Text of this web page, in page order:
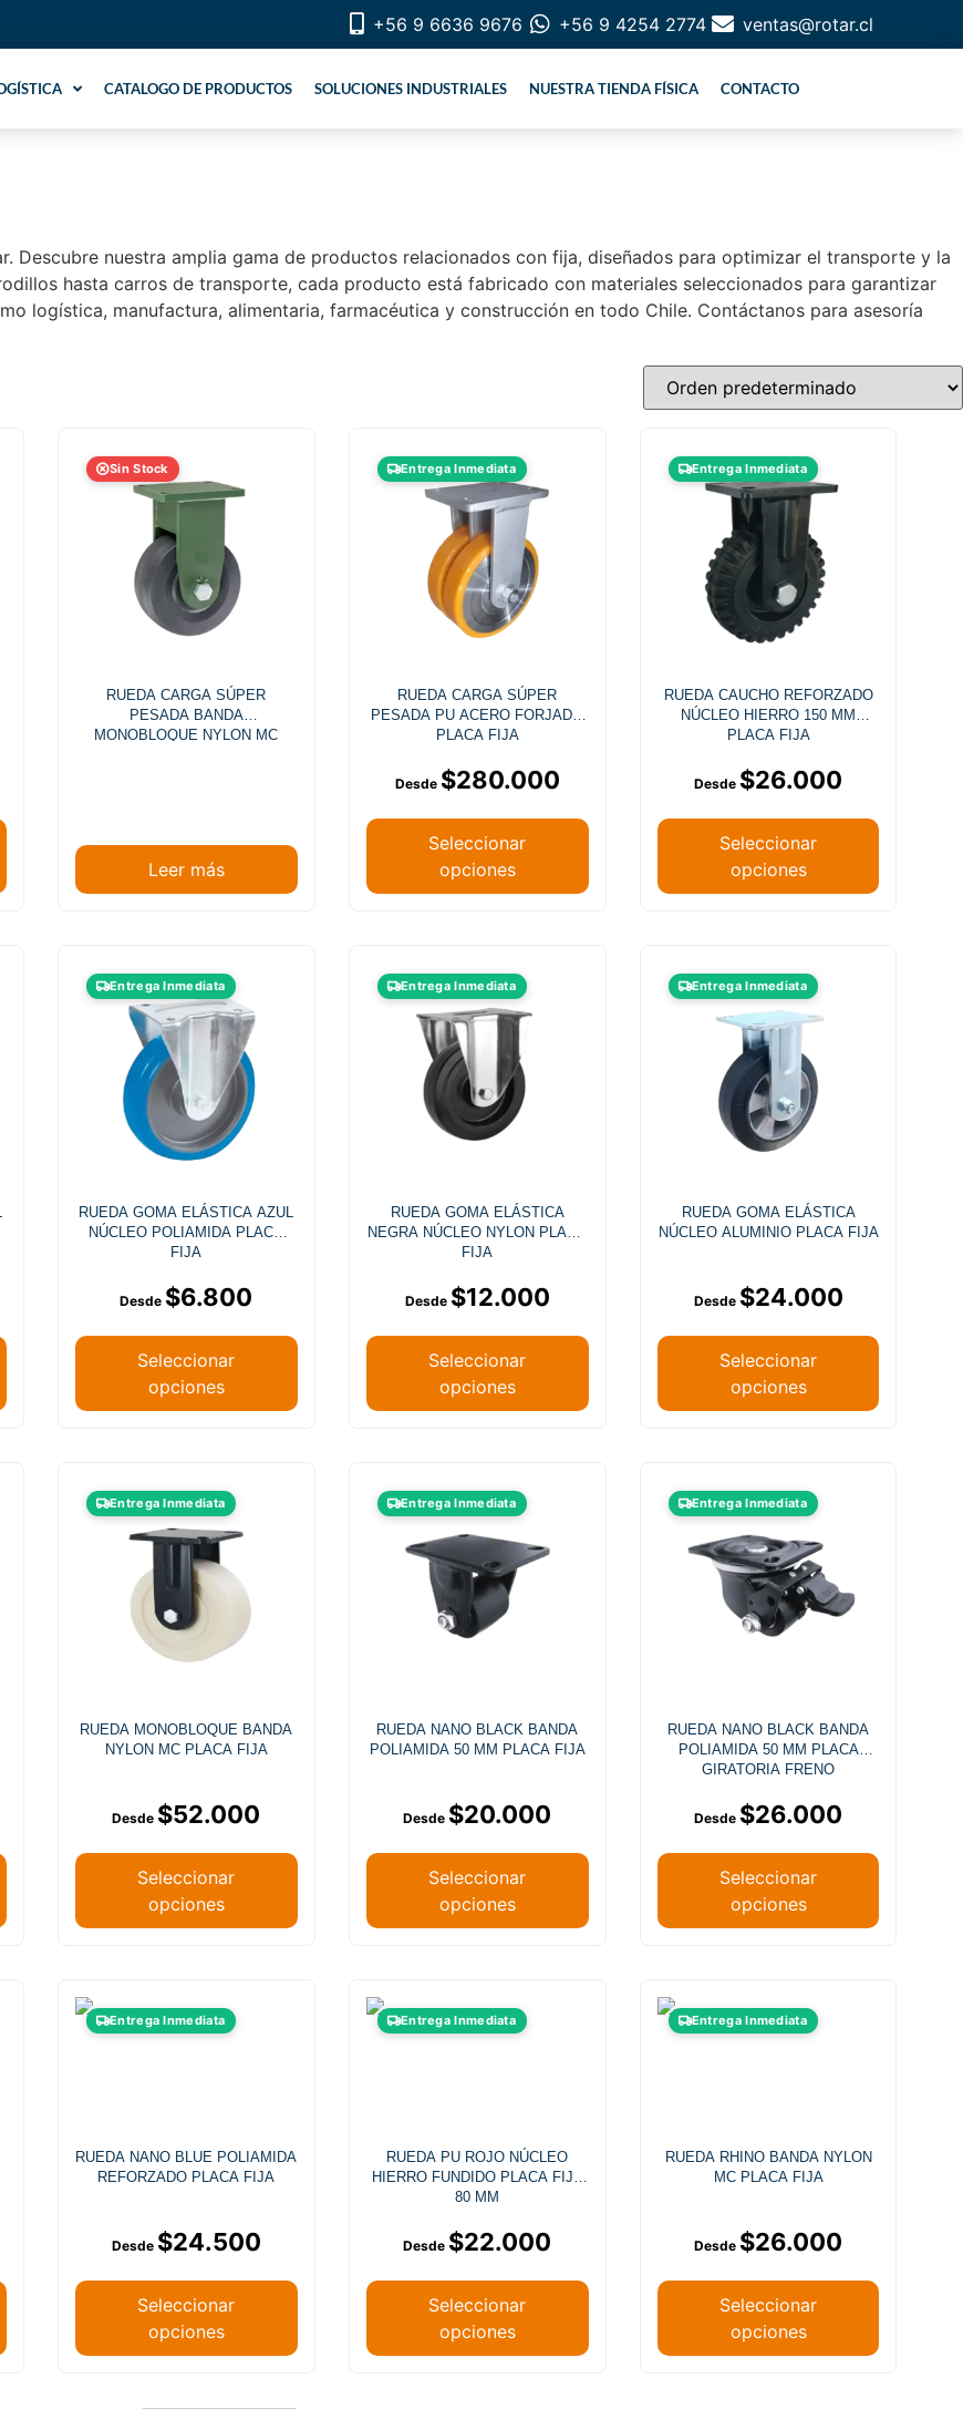
+56 9 6636 9676 +56 9 4254 2774 ventas@rotar.cl
CATALOGO DE PRODUCTOS SOLUCIONES INDUSTRIALES NUESTRA TIENDA FÍSICA CONTACTO
Descubre nuestra amplia gama de productos relacionados con fija, diseñados para optimizar el transporte y la
hasta carros de transporte, cada producto está fabricado con materiales seleccionados para garantizar
logística, manufactura, alimentaria, farmacéutica y construcción en todo Chile. Contáctanos para asesoría
Sin Stock
RUEDA CARGA SÚPER
PESADA BANDA
MONOBLOQUE NYLON MC
Leer más
Entrega Inmediata
RUEDA CARGA SÚPER
PESADA PU ACERO FORJADO
PLACA FIJA
$280.000
Seleccionar
opciones
Entrega Inmediata
RUEDA CAUCHO REFORZADO
NÚCLEO HIERRO 150 MM
PLACA FIJA
$26.000
Seleccionar
opciones
Entrega Inmediata
RUEDA GOMA ELÁSTICA AZUL
NÚCLEO POLIAMIDA PLACA
FIJA
$6.800
Seleccionar
opciones
Entrega Inmediata
RUEDA GOMA ELÁSTICA
NEGRA NÚCLEO NYLON PLACA
FIJA
$12.000
Seleccionar
opciones
Entrega Inmediata
RUEDA GOMA ELÁSTICA
NÚCLEO ALUMINIO PLACA FIJA
$24.000
Seleccionar
opciones
Entrega Inmediata
RUEDA MONOBLOQUE BANDA
NYLON MC PLACA FIJA
$52.000
Seleccionar
opciones
Entrega Inmediata
RUEDA NANO BLACK BANDA
POLIAMIDA 50 MM PLACA FIJA
$20.000
Seleccionar
opciones
Entrega Inmediata
RUEDA NANO BLACK BANDA
POLIAMIDA 50 MM PLACA
GIRATORIA FRENO
$26.000
Seleccionar
opciones
Entrega Inmediata
RUEDA NANO BLUE POLIAMIDA
REFORZADO PLACA FIJA
$24.500
Seleccionar
opciones
Entrega Inmediata
RUEDA PU ROJO NÚCLEO
HIERRO FUNDIDO PLACA FIJA
80 MM
$22.000
Seleccionar
opciones
Entrega Inmediata
RUEDA RHINO BANDA NYLON
MC PLACA FIJA
$26.000
Seleccionar
opciones